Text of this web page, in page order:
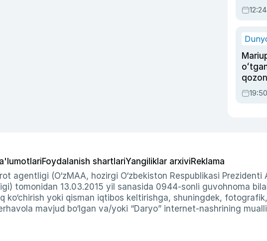
Foydalanish shartlariYangiliklar arxiviReklama
agentligi (O‘zMAA, hozirgi O‘zbekiston Respublikasi
tomonidan 13.03.2015 yil sanasida 0944-sonli guvohnoma
ko‘chirish yoki qisman iqtibos keltirishga, shuningdek,
mavjud bo‘lgan va/yoki “Daryo” internet-nashrining